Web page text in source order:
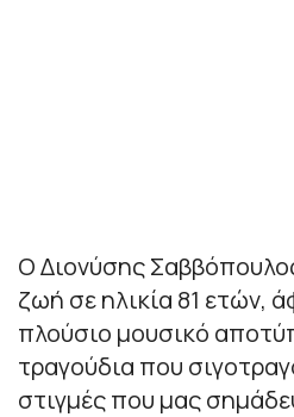
Ο Διονύσης
ζωή σε ηλικία 81 ετών,
πλούσιο μουσικό
τραγούδια που
στιγμές που μας